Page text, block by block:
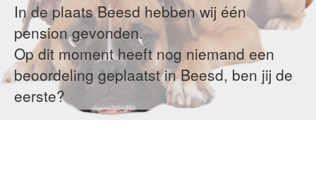
In de plaats Beesd hebben wij één
pension gevonden.
Op dit moment heeft nog niemand een
beoordeling geplaatst in Beesd, ben jij de
eerste?